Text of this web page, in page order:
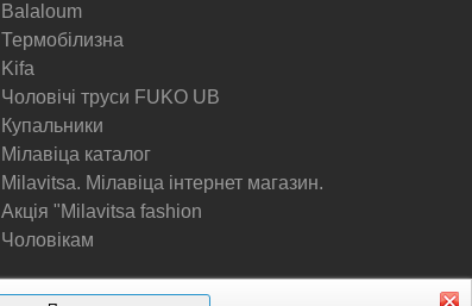
Balaloum
Термобілизна
Kifa
Чоловічі труси FUKO UB
Купальники
Мілавіца каталог
Milavitsa. Мілавіца інтернет магазин.
Акція "Milavitsa fashion
Чоловікам